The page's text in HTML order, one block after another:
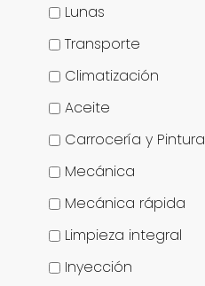
Lunas
Transporte
Climatización
Aceite
Carrocería y Pintura
Mecánica
Mecánica rápida
Limpieza integral
Inyección